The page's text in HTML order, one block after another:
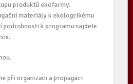
produktů ekofarmy.
materiály k ekologcikému
podrobnosti k programu najdete
při organizaci a propagaci